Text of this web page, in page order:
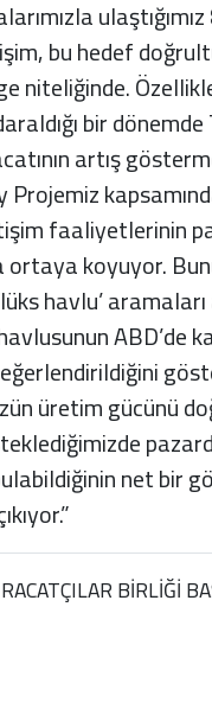
bu hedef
niteliğinde.
bir dönemde
artış
faaliyetlerinin
ortaya koyuyor.
havlu’
ABD’de
üretim gücünü
net bir
BİRLİĞİ